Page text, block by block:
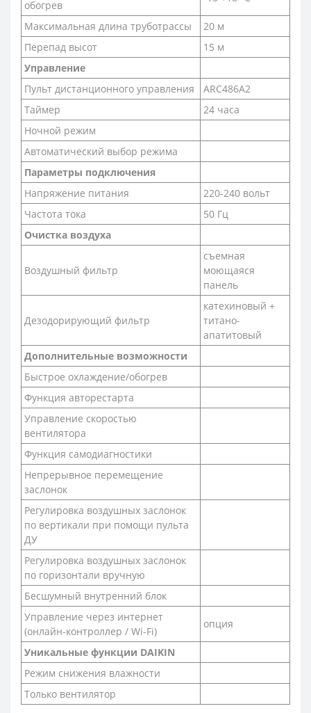
обогрев
Максимальная длина труботрассы
20 м
Перепад высот
15 м
Управление
Пульт дистанционного управления
ARC486A2
Таймер
24 часа
Ночной режим
Автоматический выбор режима
Параметры подключения
Напряжение питания
220-240 вольт
Частота тока
50 Гц
Очистка воздуха
Воздушный фильтр
съемная
моющаяся
панель
Дезодорирующий фильтр
катехиновый +
титано-
апатитовый
Дополнительные возможности
Быстрое охлаждение/обогрев
Функция авторестарта
Управление скоростью
вентилятора
Функция самодиагностики
Непрерывное перемещение
заслонок
Регулировка воздушных заслонок
по вертикали при помощи пульта
ДУ
Регулировка воздушных заслонок
по горизонтали вручную
Бесшумный внутренний блок
Управление через интернет
(онлайн-контроллер / Wi-Fi)
опция
Уникальные функции DAIKIN
Режим снижения влажности
Только вентилятор